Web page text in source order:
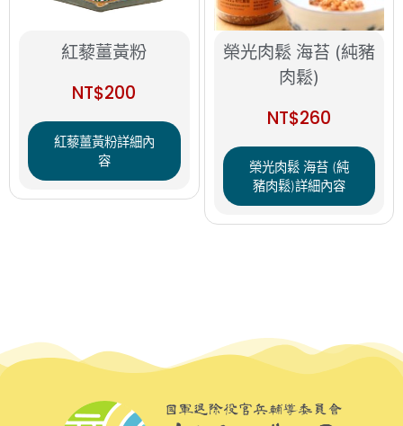
紅藜薑黃粉
NT$200
紅藜薑黃粉詳細內
容
榮光肉鬆 海苔 (純豬
肉鬆)
NT$260
榮光肉鬆 海苔 (純
豬肉鬆)詳細內容